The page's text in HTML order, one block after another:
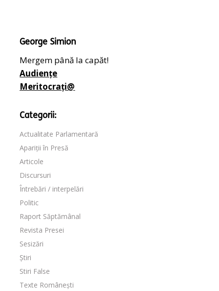
George Simion
Mergem până la capăt!
Audiențe
Meritocrați@
Categorii:
Actualitate Parlamentară
Apariții în Presă
Articole
Discursuri
Întrebări / interpelări
Politic
Raport Săptămânal
Revista Presei
Sesizări
Știri
Stiri False
Texte Românești